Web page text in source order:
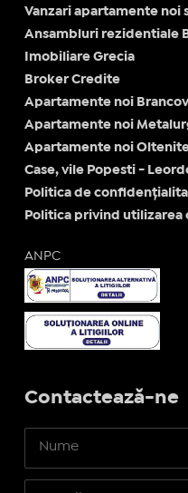
Vanzari apartamente noi
Ansambluri rezidentiale
Imobiliare Grecia
Broker Credite
Apartamente noi
Apartamente noi
Apartamente noi
Case, vile Popesti -
Politica de
Politica privind utilizarea
ANPC
Contactează-ne